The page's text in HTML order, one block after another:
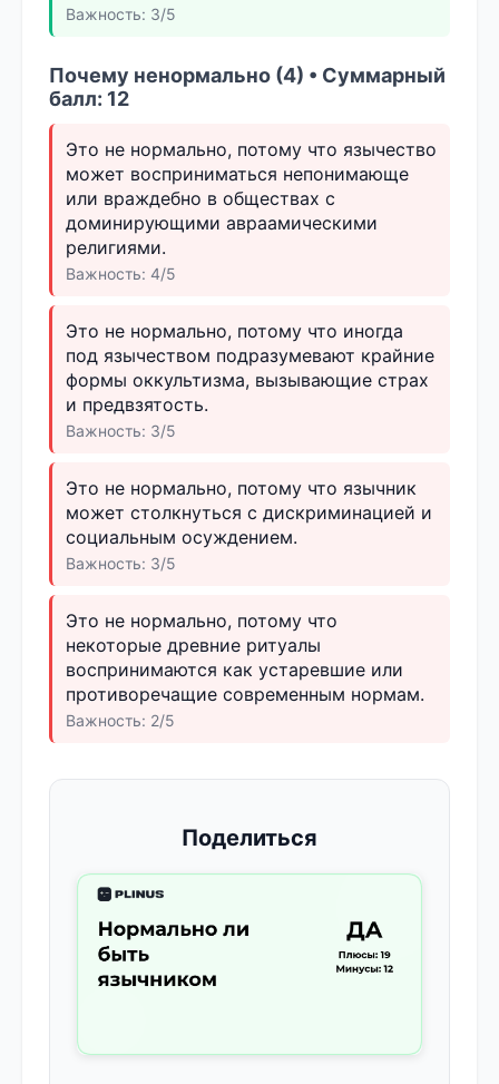
Важность: 3/5
Почему ненормально (4) • Суммарный
балл: 12
Это не нормально, потому что язычество
может восприниматься непонимающе
или враждебно в обществах с
доминирующими авраамическими
религиями.
Важность: 4/5
Это не нормально, потому что иногда
под язычеством подразумевают крайние
формы оккультизма, вызывающие страх
и предвзятость.
Важность: 3/5
Это не нормально, потому что язычник
может столкнуться с дискриминацией и
социальным осуждением.
Важность: 3/5
Это не нормально, потому что
некоторые древние ритуалы
воспринимаются как устаревшие или
противоречащие современным нормам.
Важность: 2/5
Поделиться